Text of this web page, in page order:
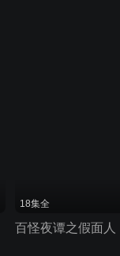
18集全
百怪夜谭之假面人